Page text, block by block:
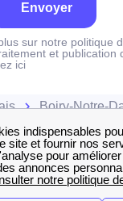
Envoyer
sur notre politique
et publication
ici
Boiry-Notre-